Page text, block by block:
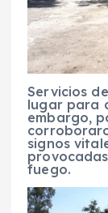
Servicios
lugar para
embargo,
signos
fuego.